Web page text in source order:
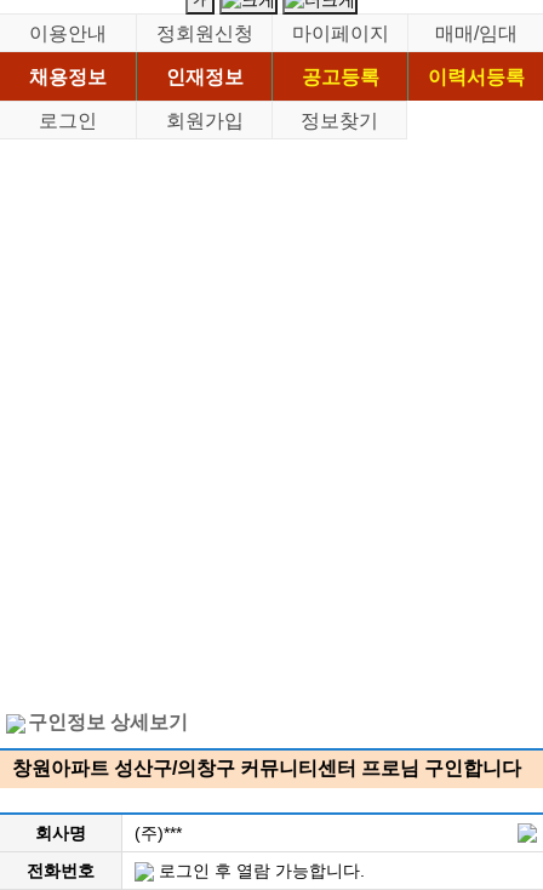
이용안내 정회원신청 마이페이지
매매/임대
채용정보
인재정보 공고등록
이력서등록
로그인
회원가입 정보찾기
구인정보 상세보기
창원아파트 성산구/의창구 커뮤니티센터 프로님 구인합니다
회사명
(주)***
전화번호
로그인 후 열람 가능합니다.